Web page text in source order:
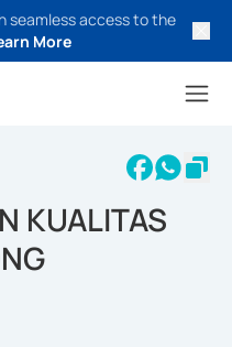
seamless access to the
More
KUALITAS